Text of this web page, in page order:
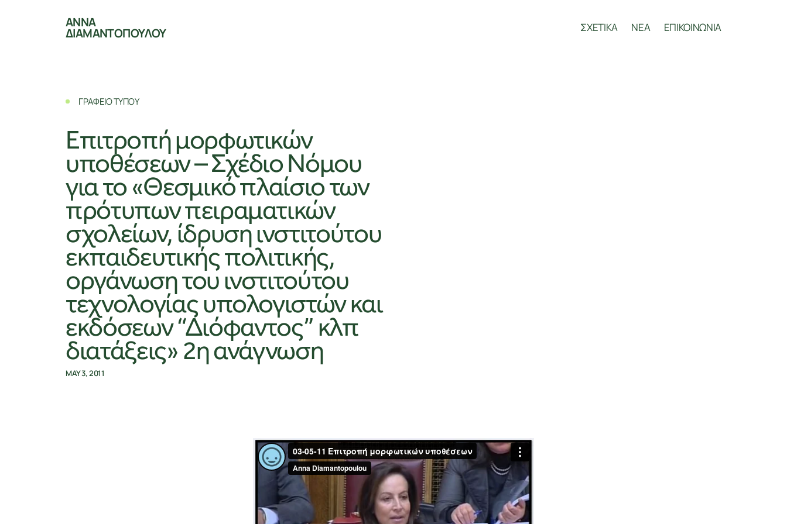
ΑΝΝΑ
ΔΙΑΜΑΝΤΟΠΟΥΛΟΥ ΣΧΕΤΙΚΑ ΝΕΑ ΕΠΙΚΟΙΝΩΝΙΑ
ΓΡΑΦΕΙΟ ΤΥΠΟΥ
Επιτροπή μορφωτικών
υποθέσεων – Σχέδιο Νόμου
για το «Θεσμικό πλαίσιο των
πρότυπων πειραματικών
σχολείων, ίδρυση ινστιτούτου
εκπαιδευτικής πολιτικής,
οργάνωση του ινστιτούτου
τεχνολογίας υπολογιστών και
εκδόσεων “Διόφαντος” κλπ
διατάξεις» 2η ανάγνωση
MAY 3, 2011